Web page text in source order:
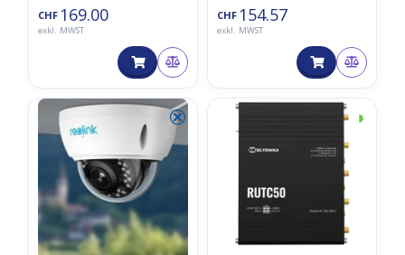
CHF 169.00
exkl. MWST
CHF 154.57
exkl. MWST
⮿ ◑